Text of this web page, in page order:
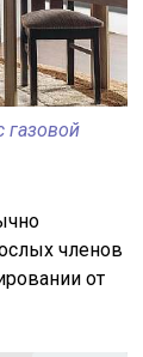
газовой
членов
от